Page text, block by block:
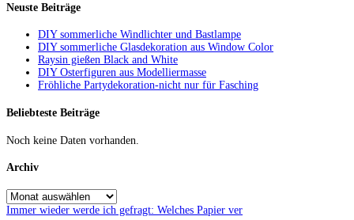
Neuste Beiträge
DIY sommerliche Windlichter und Bastlampe
DIY sommerliche Glasdekoration aus Window Color
Raysin gießen Black and White
DIY Osterfiguren aus Modelliermasse
Fröhliche Partydekoration-nicht nur für Fasching
Beliebteste Beiträge
Noch keine Daten vorhanden.
Archiv
Immer wieder werde ich gefragt: Welches Papier ver